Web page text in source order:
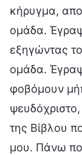
κήρυγμα,
ομάδα.
εξηγώντας
ομάδα.
φοβόμουν
της Βίβλου
μου. Πάνω